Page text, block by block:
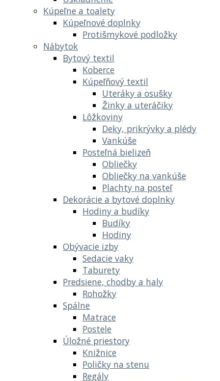
Kúpeľne a toalety
Kúpeľnové doplnky
Protišmykové podložky
Nábytok
Bytový textil
Koberce
Kúpeľňový textil
Uteráky a osušky
Žinky a uteráčiky
Lôžkoviny
Deky, prikrývky a plédy
Vankúše
Posteľná bielizeň
Obliečky
Obliečky na vankúše
Plachty na posteľ
Dekorácie a bytové doplnky
Hodiny a budíky
Budíky
Hodiny
Obývacie izby
Sedacie vaky
Taburety
Predsiene, chodby a haly
Rohožky
Spálne
Matrace
Postele
Úložné priestory
Knižnice
Poličky na stenu
Regály